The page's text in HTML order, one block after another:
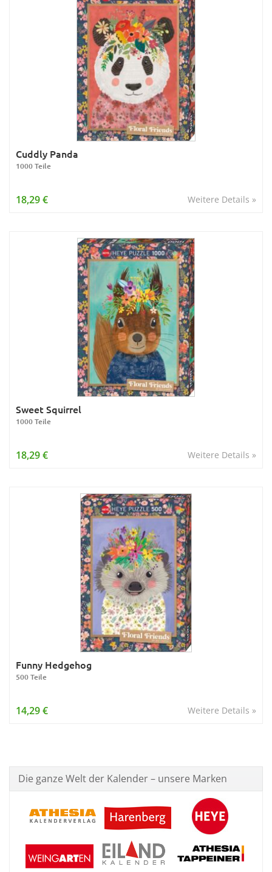
Cuddly Panda
1000 Teile
Weitere Details »
18,29 €
Sweet Squirrel
1000 Teile
Weitere Details »
18,29 €
Funny Hedgehog
500 Teile
Weitere Details »
14,29 €
Die ganze Welt der Kalender – unsere Marken